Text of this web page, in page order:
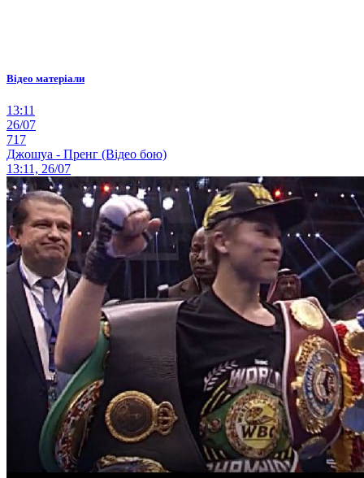
Відео матеріали
13:11
26/07
717
Джошуа - Пренг (Відео бою)
13:11, 26/07